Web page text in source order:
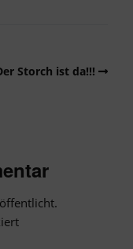
Storch ist da!!!